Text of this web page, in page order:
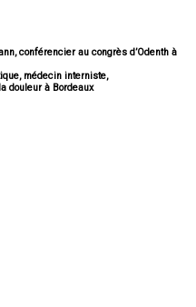
conférencier au congrès d’Odenth à
médecin interniste,
douleur à Bordeaux